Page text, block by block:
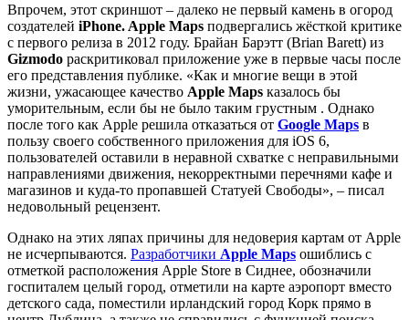
Впрочем, этот скриншот – далеко не первый камень в огород
создателей iPhone. Apple Maps подвергались жёсткой критике
с первого релиза в 2012 году. Брайан Барэтт (Brian Barett) из
Gizmodo раскритиковал приложение уже в первые часы после
его представления публике. «Как и многие вещи в этой
жизни, ужасающее качество Apple Maps казалось бы
уморительным, если бы не было таким грустным . Однако
после того как Apple решила отказаться от Google Maps в
пользу своего собственного приложения для iOS 6,
пользователей оставили в неравной схватке с неправильными
направлениями движения, некорректными перечнями кафе и
магазинов и куда-то пропавшей Статуей Свободы», – писал
недовольный рецензент.
Однако на этих ляпах причины для недоверия картам от Apple
не исчерпываются. Разработчики Apple Maps ошиблись с
отметкой расположения Apple Store в Сиднее, обозначили
госпиталем целый город, отметили на карте аэропорт вместо
детского сада, поместили ирландский город Корк прямо в